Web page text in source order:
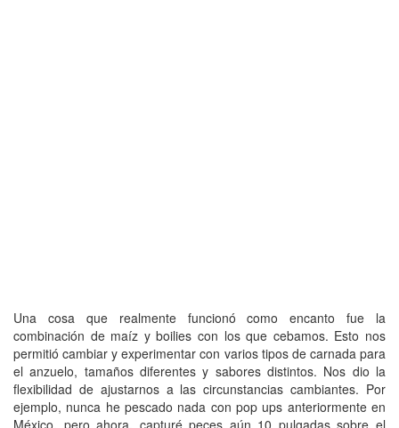
Una cosa que realmente funcionó como encanto fue la
combinación de maíz y boilies con los que cebamos. Esto nos
permitió cambiar y experimentar con varios tipos de carnada para
el anzuelo, tamaños diferentes y sabores distintos. Nos dio la
flexibilidad de ajustarnos a las circunstancias cambiantes. Por
ejemplo, nunca he pescado nada con pop ups anteriormente en
México, pero ahora, capturé peces aún 10 pulgadas sobre el